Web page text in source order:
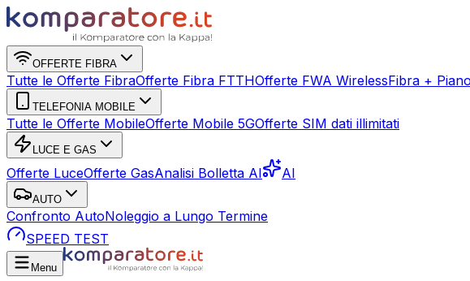
OFFERTE FIBRA
Tutte le Offerte FibraOfferte Fibra FTTHOfferte FWA WirelessFibra +
TELEFONIA MOBILE
Tutte le Offerte MobileOfferte Mobile 5GOfferte SIM dati illimitati
LUCE E GAS
Offerte LuceOfferte GasAnalisi Bolletta AI AI
AUTO
Confronto AutoNoleggio a Lungo Termine
SPEED TEST
Menu